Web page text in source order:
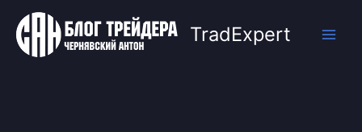
Перейти
содержимому
TradExpert